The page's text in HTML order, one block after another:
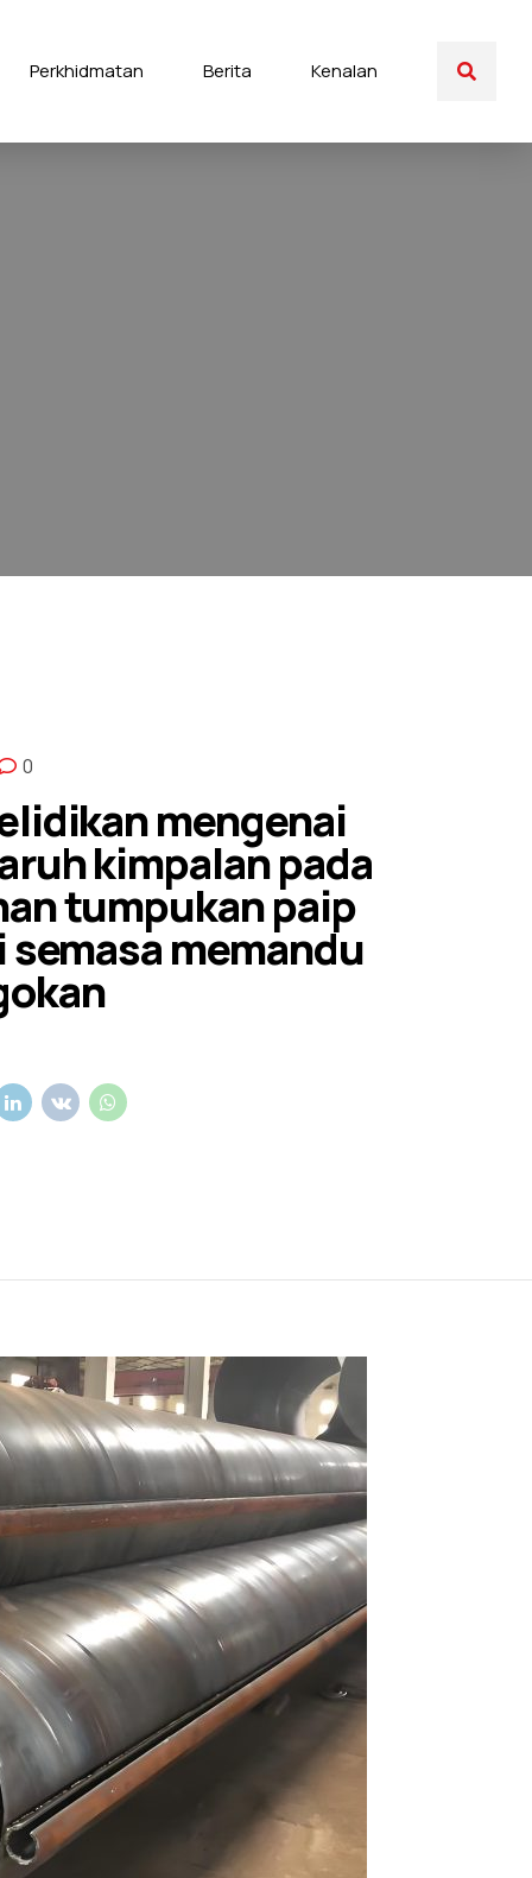
Perkhidmatan Berita Kenalan
0
mengenai
kimpalan pada
tumpukan paip
memandu